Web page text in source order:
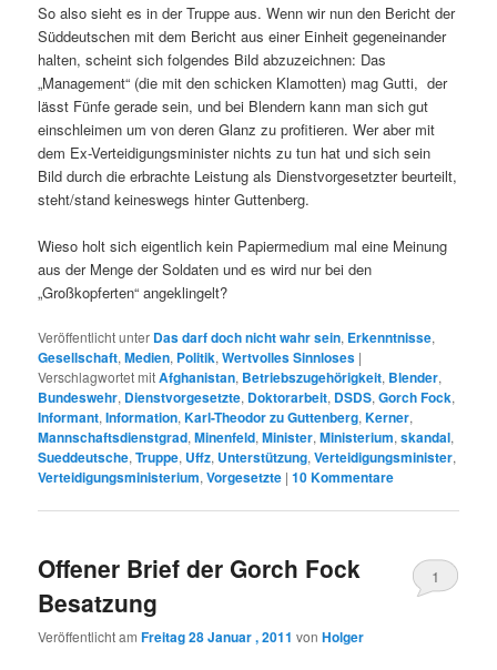
So also sieht es in der Truppe aus. Wenn wir nun den Bericht der
Süddeutschen mit dem Bericht aus einer Einheit gegeneinander
halten, scheint sich folgendes Bild abzuzeichnen: Das
„Management“ (die mit den schicken Klamotten) mag Gutti, der
lässt Fünfe gerade sein, und bei Blendern kann man sich gut
einschleimen um von deren Glanz zu profitieren. Wer aber mit
dem Ex-Verteidigungsminister nichts zu tun hat und sich sein
Bild durch die erbrachte Leistung als Dienstvorgesetzter beurteilt,
steht/stand keineswegs hinter Guttenberg.
Wieso holt sich eigentlich kein Papiermedium mal eine Meinung
aus der Menge der Soldaten und es wird nur bei den
„Großkopferten“ angeklingelt?
Veröffentlicht unter Das darf doch nicht wahr sein, Erkenntnisse,
Gesellschaft,Medien, Politik,Wertvolles Sinnloses |
Verschlagwortet mitAfghanistan, Betriebszugehörigkeit, Blender,
Bundeswehr, Dienstvorgesetzte, Doktorarbeit, DSDS,Gorch Fock,
Informant,Information,Karl-Theodor zu Guttenberg,Kerner,
Mannschaftsdienstgrad,Minenfeld,Minister,Ministerium,skandal,
Sueddeutsche,Truppe, Uffz, Unterstützung,Verteidigungsminister,
Verteidigungsministerium,Vorgesetzte |10Kommentare
Offener Brief der Gorch Fock
Besatzung
Veröffentlicht amFreitag 28 Januar , 2011 vonHolger
1